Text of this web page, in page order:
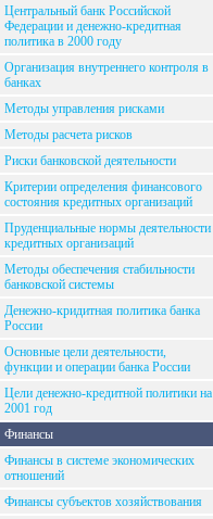
Центральный банк Российской
Федерации и денежно-кредитная
политика в 2000 году
Организация внутреннего контроля в
банках
Методы управления рисками
Методы расчета рисков
Риски банковской деятельности
Критерии определения финансового
состояния кредитных организаций
Пруденциальные нормы деятельности
кредитных организаций
Методы обеспечения стабильности
банковской системы
Денежно-кридитная политика банка
России
Основные цели деятельности,
функции и операции банка России
Цели денежно-кредитной политики на
2001 год
Финансы
Финансы в системе экономических
отношений
Финансы субъектов хозяйствования